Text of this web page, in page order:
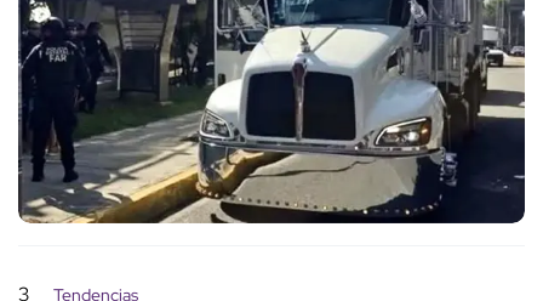
3 Tendencias